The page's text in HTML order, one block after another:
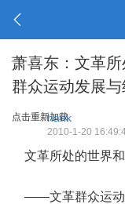
萧喜东：文革
群众运动发展
点击重新加载
hank
2010-1-20
文革所处的世界和
——文革群众运动